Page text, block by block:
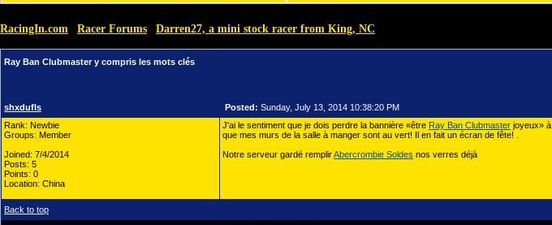
RacingIn.com Racer Forums Darren27, a mini stock racer from King, NC
Ray Ban Clubmaster y compris les mots clés
shxdufls Posted: Sunday, July 13, 2014 10:38:20 PM
Rank: Newbie
Groups: Member
Joined: 7/4/2014
Posts: 5
Points: 0
Location: China
J'ai le sentiment que je dois perdre la bannière «être Ray Ban Clubmaster joyeux» à
que mes murs de la salle à manger sont au vert! Il en fait un écran de fête! .
Notre serveur gardé remplirAbercrombie Soldes nos verres déjà
Back to top